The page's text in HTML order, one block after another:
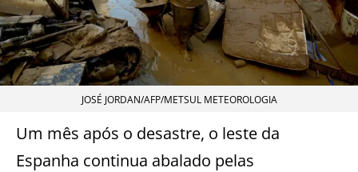
JOSÉ JORDAN/AFP/METSUL METEOROLOGIA
Um mês após o desastre, o leste da
Espanha continua abalado pelas